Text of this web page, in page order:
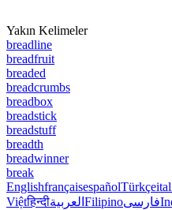
Yakın Kelimeler
breadline
breadfruit
breaded
breadcrumbs
breadbox
breadstick
breadstuff
breadth
breadwinner
break
EnglishfrançaisespañolTürkçe
Việtहिन्दीالعربية Filipinoفارسی